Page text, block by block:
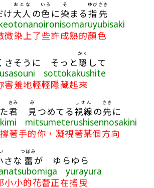
け大人
おとな
の色
いろ
に染
そ
まる指
ゆび
先
さき
微染上了些許成熟的顏色
さそうに そっと隠
かく
して
sottokakushite
害羞地輕輕隱藏起來
君
きみ
見
み
つめてる視線
しせん
の先
さき
に
mitsumeterushisennosakini
著手的你，凝視著某個方向
さな 蕾
つぼみ
が ゆらゆら
yurayura
小小的花蕾正在搖曳